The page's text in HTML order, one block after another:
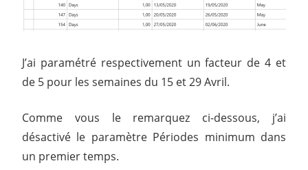
J’ai paramétré respectivement un facteur de 4 et
de 5 pour les semaines du 15 et 29 Avril.
Comme vous le remarquez ci-dessous, j’ai
désactivé le paramètre Périodes minimum dans
un premier temps.